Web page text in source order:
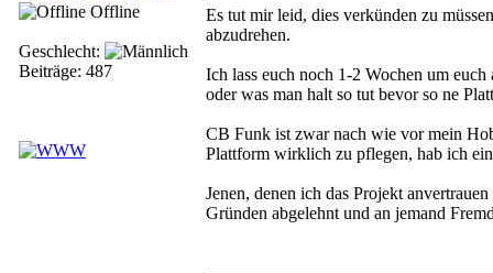
Offline
Geschlecht:
Beiträge: 487
Es tut mir leid, dies verkünden zu
abzudrehen.
Ich lass euch noch 1-2 Wochen um
oder was man halt so tut bevor so ne
CB Funk ist zwar nach wie vor mein
Plattform wirklich zu pflegen, hab ich
Jenen, denen ich das Projekt
Gründen abgelehnt und an jemand